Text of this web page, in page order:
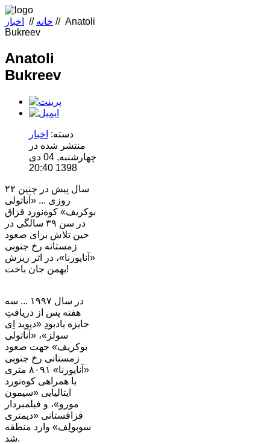
خانه // اخبار // Anatoli
Bukreev
Anatoli
Bukreev
دسته: اخبار
منتشر شده در
چهارشنبه, 04 دی
1398 20:40
۲۲ سال پیش در چنین
روزی ... «آناتولی
بوکریف» کوه‌نورد قزاق
در سن ۳۹ سالگی در
حین تلاش برای صعود
زمستانه رخ جنوبی
«آناپورنا»، در اثر ریزش
بهمن جان باخت!
در سال ۱۹۹۷ ... سه
هفته پس از دریافتِ
جایزه یادبودِ «دیوید اِی
سولز»، «آناتولی
بوکریف» جهت صعود
زمستانی رخ جنوبی
«آناپورنا» ۸۰۹۱ متری
با همراهی کوه‌نورد
ایتالیایی «سیمون
مورو»، و فیلمبردار
قزاقستانی «دیمتری
سوبولِف» وارد منطقه
شد.